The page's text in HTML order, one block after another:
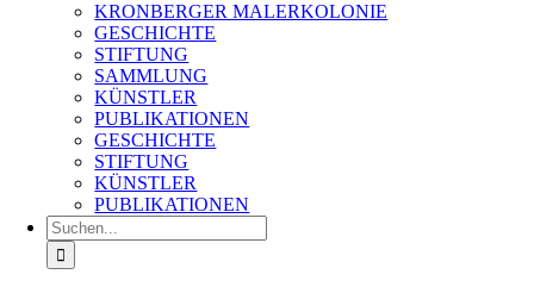
KRONBERGER MALERKOLONIE
GESCHICHTE
STIFTUNG
SAMMLUNG
KÜNSTLER
PUBLIKATIONEN
GESCHICHTE
STIFTUNG
KÜNSTLER
PUBLIKATIONEN
Suche
nach: